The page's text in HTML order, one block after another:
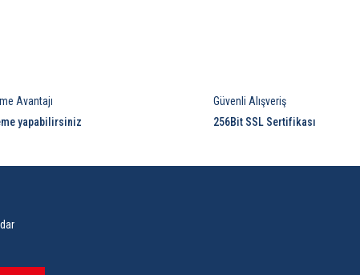
Avantajı
yapabilirsiniz
Güvenli Alışveriş
256Bit SSL Sertifikası